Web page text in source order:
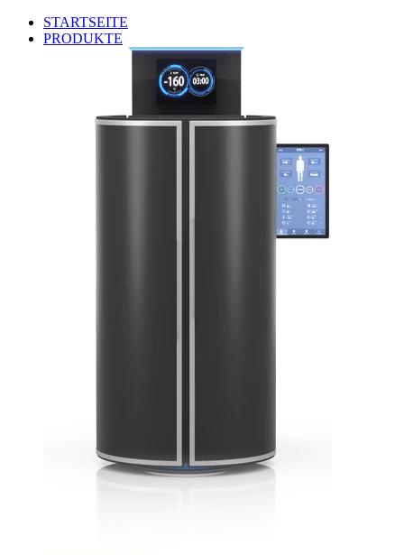
STARTSEITE
PRODUKTE